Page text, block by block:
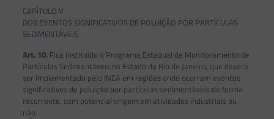
CAPÍTULO V
DOS EVENTOS SIGNIFICATIVOS DE POLUIÇÃO POR PARTÍCULAS
SEDIMENTÁVEIS
Art. 10.Fica instituído o Programa Estadual de Monitoramento de
Partículas Sedimentáveis no Estado do Rio de Janeiro, que deverá
ser implementado pelo INEA em regiões onde ocorram eventos
significativos de poluição por partículas sedimentáveis de forma
recorrente, com potencial origem em atividades industriais ou
não.